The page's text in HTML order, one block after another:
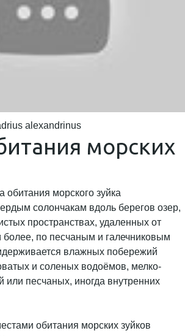
alexandrinus
морских
морского зуйка
солончакам вдоль берегов озер,
пространствах, удаленных от
более, по песчаным и галечниковым
влажных побережий
и соленых водоёмов, мелко-
или песчаных, иногда внутренних